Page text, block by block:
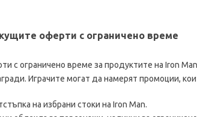
оферти с ограничено време
с ограничено време за продуктите на Iron
Играчите могат да намерят промоции,
на избрани стоки на Iron Man.